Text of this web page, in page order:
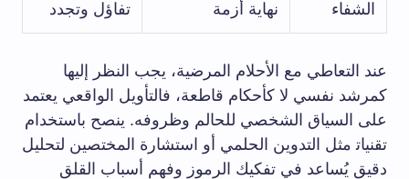
الشفاء نهاية أزمة تفاؤل وتجدد
عند التعاطي ⁣مع الأحلام المرضية، يجب ​النظر إليها
كمرشد نفسي لا كأحكام قاطعة، فالتأويل الواقعي‌ يعتمد
على⁤ السياق الشخصي للحالم وظروفه. ينصح باستخدام
تقنيات‍ مثل التدوين ‌الحلمي أو استشارة المختصين⁢ لتحليل
دقيق يُساعد في تفكيك الرموز وفهم ‌أسباب القلق